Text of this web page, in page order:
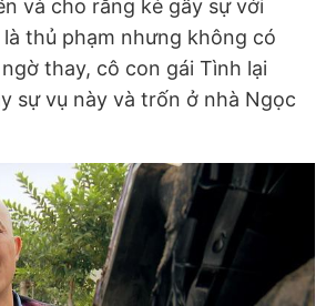
và cho rằng kẻ gây sự với
thủ phạm nhưng không có
thay, cô con gái Tình lại
sự vụ này và trốn ở nhà Ngọc